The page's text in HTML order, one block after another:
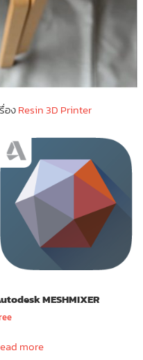
องResin 3D Printer
MESHMIXER
more